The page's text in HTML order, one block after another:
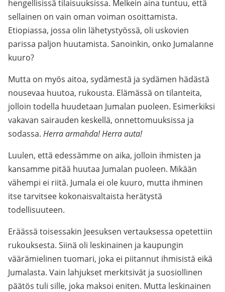
hengellisissä tilaisuuksissa. Melkein aina tuntuu, että
sellainen on vain oman voiman osoittamista.
Etiopiassa, jossa olin lähetystyössä, oli uskovien
parissa paljon huutamista. Sanoinkin, onko Jumalanne
kuuro?
Mutta on myös aitoa, sydämestä ja sydämen hädästä
nousevaa huutoa, rukousta. Elämässä on tilanteita,
jolloin todella huudetaan Jumalan puoleen. Esimerkiksi
vakavan sairauden keskellä, onnettomuuksissa ja
sodassa. Herra armahda! Herra auta!
Luulen, että edessämme on aika, jolloin ihmisten ja
kansamme pitää huutaa Jumalan puoleen. Mikään
vähempi ei riitä. Jumala ei ole kuuro, mutta ihminen
itse tarvitsee kokonaisvaltaista herätystä
todellisuuteen.
Eräässä toisessakin Jeesuksen vertauksessa opetettiin
rukouksesta. Siinä oli leskinainen ja kaupungin
väärämielinen tuomari, joka ei piitannut ihmisistä eikä
Jumalasta. Vain lahjukset merkitsivät ja suosiollinen
päätös tuli sille, joka maksoi eniten. Mutta leskinainen